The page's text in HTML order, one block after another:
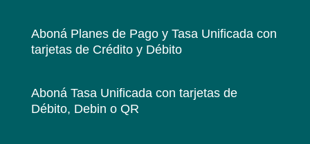
Aboná Planes de Pago y Tasa Unificadacon
tarjetas de Crédito y Débito
Aboná Tasa Unificadacon tarjetas de
Débito, Debin o QR